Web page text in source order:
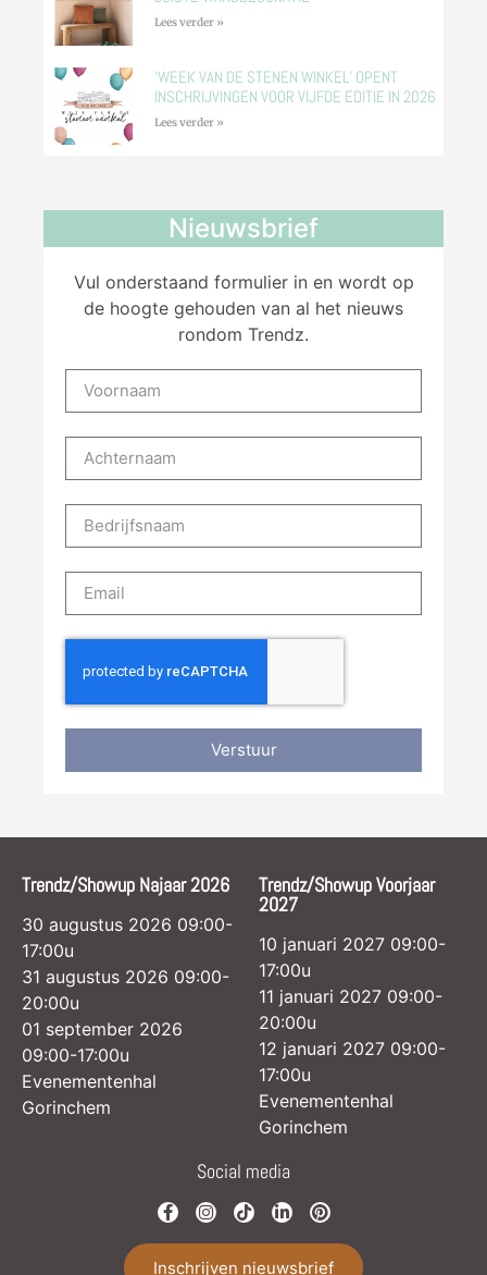
Lees verder »
‘WEEK VAN DE STENEN WINKEL’ OPENT
INSCHRIJVINGEN VOOR VIJFDE EDITIE IN 2026
Lees verder »
Nieuwsbrief
Vul onderstaand formulier in en wordt op
de hoogte gehouden van al het nieuws
rondom Trendz.
Verstuur
Trendz/Showup Najaar 2026
30 augustus 2026 09:00-
17:00u
31 augustus 2026 09:00-
20:00u
01 september 2026
09:00-17:00u
Evenementenhal
Gorinchem
Trendz/Showup Voorjaar
2027
10 januari 2027 09:00-
17:00u
11 januari 2027 09:00-
20:00u
12 januari 2027 09:00-
17:00u
Evenementenhal
Gorinchem
Social media
Inschrijven nieuwsbrief